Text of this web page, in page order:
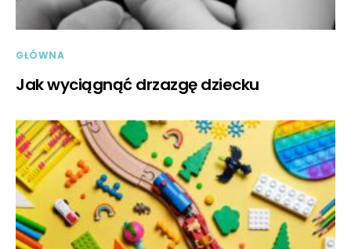
GŁÓWNA
Jak wyciągnąć drzazgę dziecku